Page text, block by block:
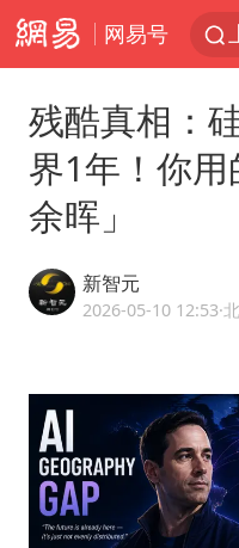
网易号
残酷真相：
界1年！你
余晖」
新智元
2026-05-10 12:53·